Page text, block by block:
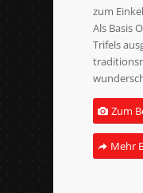
zum
Als Basis
Trifels
Zum
Mehr